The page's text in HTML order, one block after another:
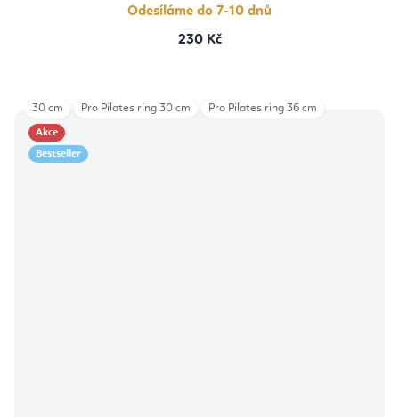
Odesíláme do 7-10 dnů
230 Kč
Akce
Bestseller
30 cm Pro Pilates ring 30 cm Pro Pilates ring 36 cm